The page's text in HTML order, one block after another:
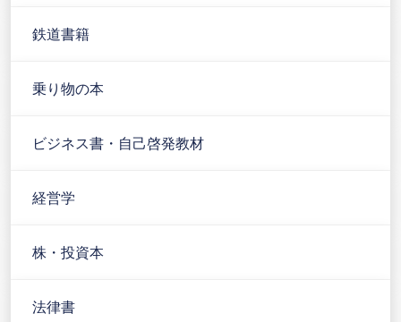
鉄道書籍
乗り物の本
ビジネス書・自己啓発教材
経営学
株・投資本
法律書